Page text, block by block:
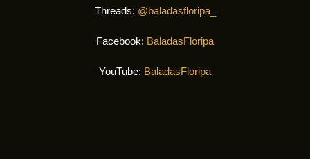
Threads: @baladasfloripa_
Facebook: BaladasFloripa
YouTube: BaladasFloripa